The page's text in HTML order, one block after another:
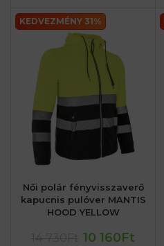
KEDVEZMÉNY 31%
Női polár fényvisszaverő
kapucnis pulóver MANTIS
HOOD YELLOW
10 160Ft